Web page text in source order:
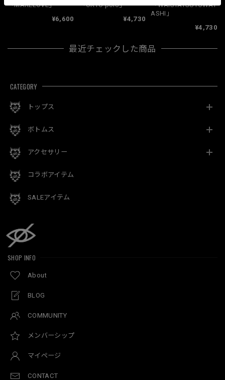
「MAKELOVE」
¥6,600
「OKYO polo」
¥4,730
「WAISYATSUTOWAT
ASHI」
¥4,730
最近チェックした商品
CATEGORY
トップス
ボトムス
アクセサリー
コラボアイテム
SALEアイテム
SHOP INFO
About
BLOG
COMMUNITY
メンバーシップ
マイページ
CONTACT